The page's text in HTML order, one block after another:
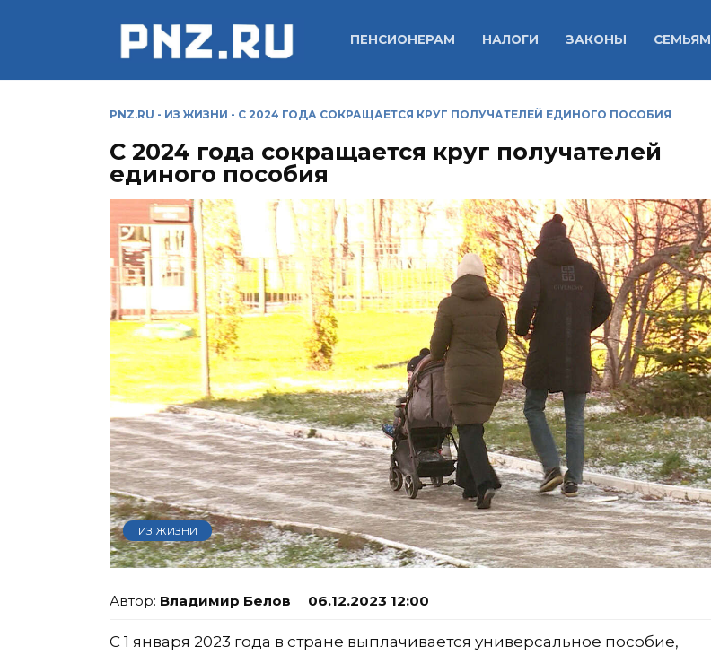
ПЕНСИОНЕРАМ НАЛОГИ ЗАКОНЫ СЕМЬЯМ
PNZ.RU - ИЗ ЖИЗНИ - С 2024 ГОДА СОКРАЩАЕТСЯ КРУГ ПОЛУЧАТЕЛЕЙ ЕДИНОГО ПОСОБИЯ
С 2024 года сокращается круг получателей
единого пособия
ИЗ ЖИЗНИ
Владимир Белов 06.12.2023 12:00
С 1 января 2023 года в стране выплачивается универсальное пособие,